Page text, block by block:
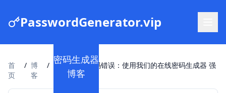
PasswordGenerator.vip
密码生成器
博客
首
页
/ 博
客
/ 避免 10 种密码错误：使用我们的在线密码生成器 强
化安全性